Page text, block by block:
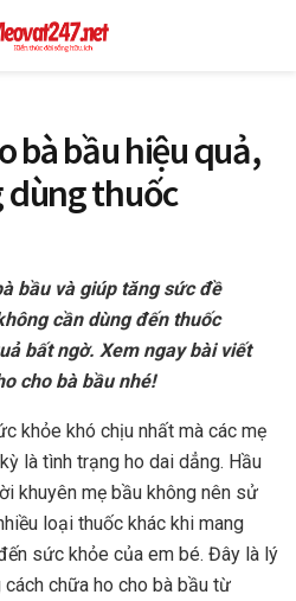
bà bầu hiệu quả,
dùng thuốc
bầu và giúp tăng sức đề
cần dùng đến thuốc
bất ngờ. Xem ngay bài viết
cho bà bầu nhé!
khỏe khó chịu nhất mà các mẹ
là tình trạng ho dai dẳng. Hầu
khuyên mẹ bầu không nên sử
loại thuốc khác khi mang
sức khỏe của em bé. Đây là lý
chữa ho cho bà bầu từ